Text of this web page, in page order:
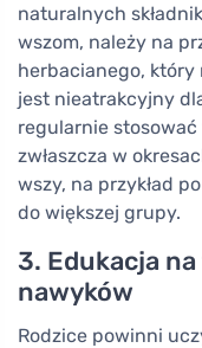
naturalnych
wszom, należy na
herbacianego, który
jest nieatrakcyjny
regularnie
zwłaszcza w
wszy, na przykład
do większej grupy.
3. Edukacja
nawyków
Rodzice powinni